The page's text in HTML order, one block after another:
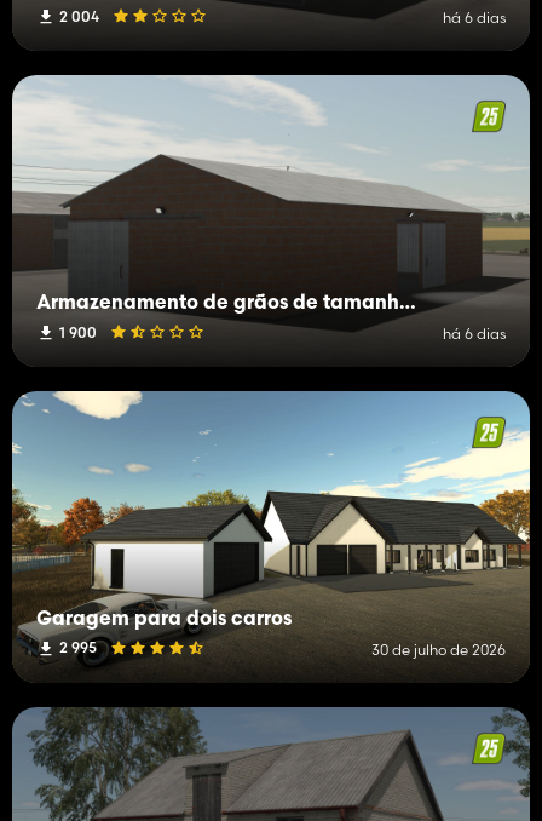
2 004 há 6 dias
Armazenamento de grãos de tamanho médio
1 900 há 6 dias
Garagem para dois carros
2 995 30 de julho de 2026